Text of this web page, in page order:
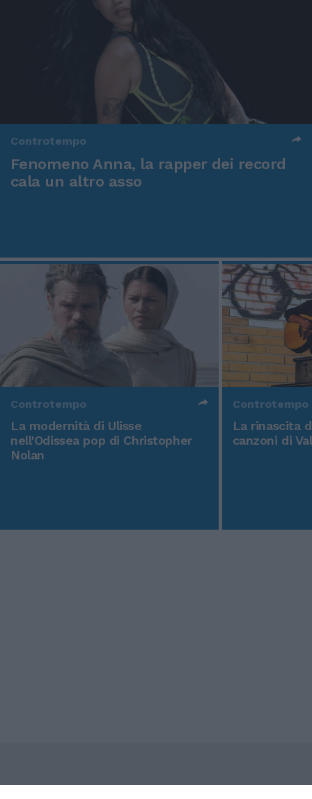
Controtempo
Fenomeno Anna, la rapper dei record
cala un altro asso
Controtempo
La modernità di Ulisse
nell'Odissea pop di Christopher
Nolan
Controtempo
La rinascita
canzoni di